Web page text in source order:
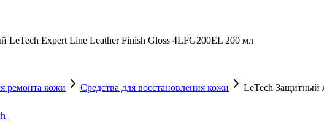
LeTech Expert Line Leather Finish Gloss 4LFG200EL 200 мл
ремонта кожи Средства для восстановления кожи
LeTech Защитный